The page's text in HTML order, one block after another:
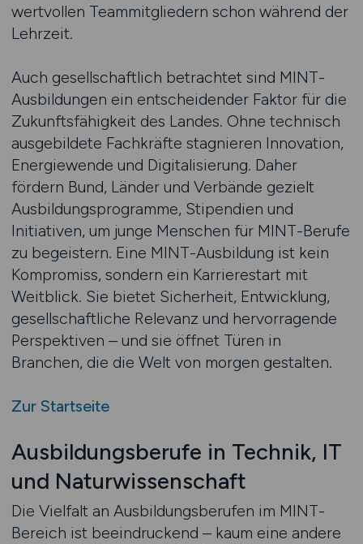
wertvollen Teammitgliedern schon während der
Lehrzeit.
Auch gesellschaftlich betrachtet sind MINT-
Ausbildungen ein entscheidender Faktor für die
Zukunftsfähigkeit des Landes. Ohne technisch
ausgebildete Fachkräfte stagnieren Innovation,
Energiewende und Digitalisierung. Daher
fördern Bund, Länder und Verbände gezielt
Ausbildungsprogramme, Stipendien und
Initiativen, um junge Menschen für MINT-Berufe
zu begeistern. Eine MINT-Ausbildung ist kein
Kompromiss, sondern ein Karrierestart mit
Weitblick. Sie bietet Sicherheit, Entwicklung,
gesellschaftliche Relevanz und hervorragende
Perspektiven – und sie öffnet Türen in
Branchen, die die Welt von morgen gestalten.
Zur Startseite
Ausbildungsberufe in Technik, IT
und Naturwissenschaft
Die Vielfalt an Ausbildungsberufen im MINT-
Bereich ist beeindruckend – kaum eine andere